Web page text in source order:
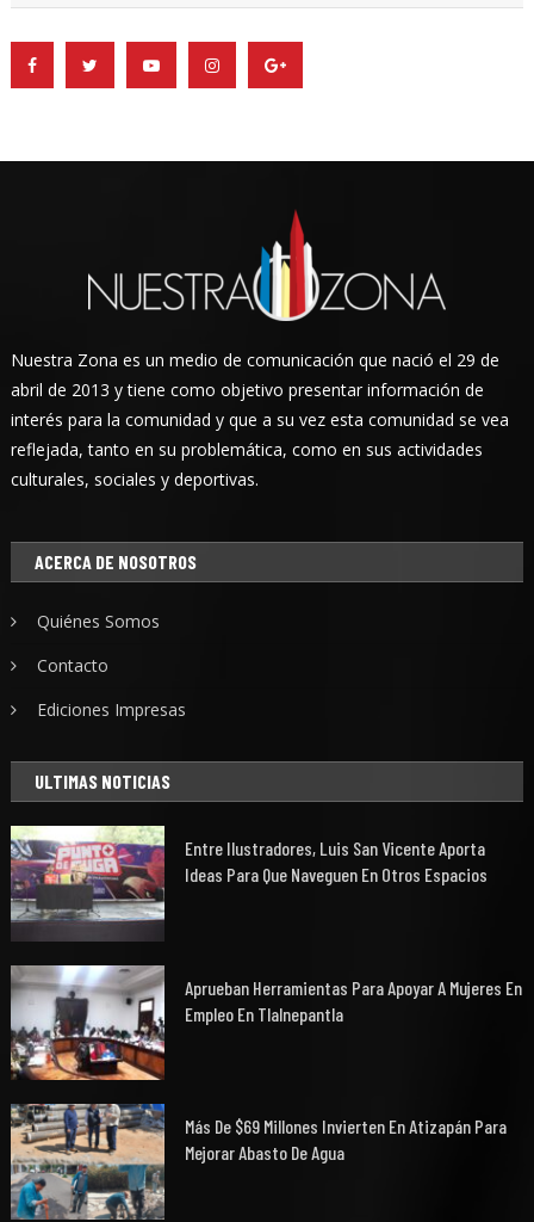
Nuestra Zona es un medio de comunicación que nació el 29 de
abril de 2013 y tiene como objetivo presentar información de
interés para la comunidad y que a su vez esta comunidad se vea
reflejada, tanto en su problemática, como en sus actividades
culturales, sociales y deportivas.
ACERCA DE NOSOTROS
Quiénes Somos
Contacto
Ediciones Impresas
ULTIMAS NOTICIAS
Entre Ilustradores, Luis San Vicente Aporta
Ideas Para Que Naveguen En Otros Espacios
Aprueban Herramientas Para Apoyar A Mujeres En
Empleo En Tlalnepantla
Más De $69 Millones Invierten En Atizapán Para
Mejorar Abasto De Agua